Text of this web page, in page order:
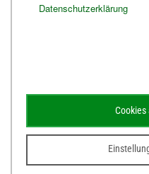
© 2026Webdesign für Jena
Datenschutzerklärung
Cookies